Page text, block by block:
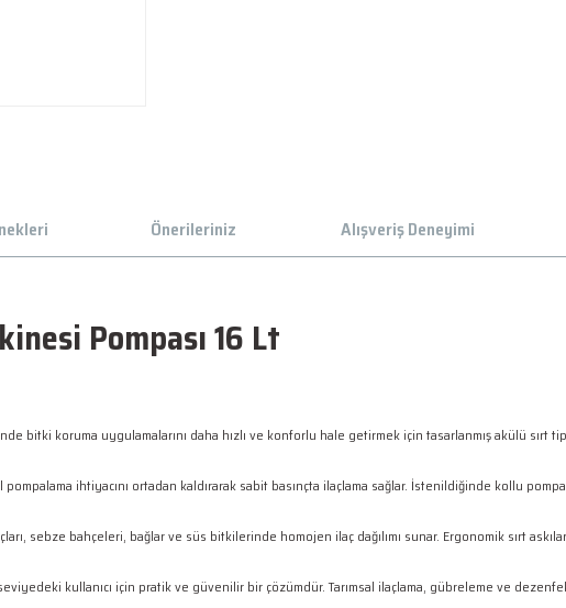
Önerileriniz Alışveriş Deneyimi
Pompası 16 Lt
bitki koruma uygulamalarını daha hızlı ve konforlu hale getirmek için tasarlanmış akülü
ihtiyacını ortadan kaldırarak sabit basınçta ilaçlama sağlar. İstenildiğinde kollu
sebze bahçeleri, bağlar ve süs bitkilerinde homojen ilaç dağılımı sunar. Ergonomik sırt
kullanıcı için pratik ve güvenilir bir çözümdür. Tarımsal ilaçlama, gübreleme ve